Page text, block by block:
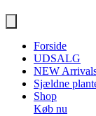
Forside
UDSALG
NEW
Sjældne
Shop
Køb nu